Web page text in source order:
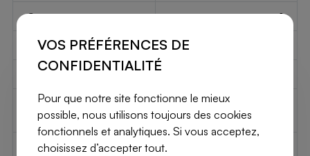
Garage 1
Jardin
Jardin
Emplacements de
parking
Terrasse
VOS PRÉFÉRENCES DE
CONFIDENTIALITÉ
Pour que notre site fonctionne le mieux
possible, nous utilisons toujours des cookies
fonctionnels et analytiques. Si vous acceptez,
choisissez d’accepter tout.